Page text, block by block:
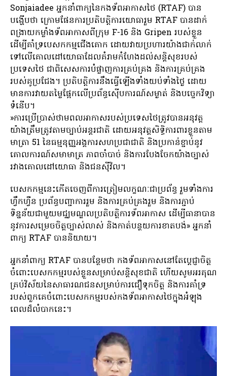
Sonjaiadee អ្នកនាំពាក្យនៃកងទ័ពអាកាសថៃ (RTAF) បាន
បង្ហើបថា ក្រោមផែនការប្រតិបត្តិការយោធារួម RTAF បានដាក់
ពង្រាយកម្លាំងទ័ពអាកាសពីក្រុម F-16 និង Gripen របស់ខ្លួន
ដើម្បីគាំទ្របេសកកម្មជើងគោក ដោយវាយប្រហារយ៉ាងជាក់លាក់
ទៅលើគោលដៅយោធាដែលគំរាមកំហែងដល់សន្តិសុខរបស់
ប្រទេសថៃ ជាពិសេសការបំផ្លាញការគ្រប់គ្រង និងការគ្រប់គ្រង
របស់គូប្រជែង។ ប្រតិបត្តិការនឹងធ្វើឡើងទាំងយប់ទាំងថ្ងៃ ដោយ
មានការវាយតម្លៃផ្អែកលើប្រព័ន្ធស៊ើបការណ៍សម្ងាត់ និងបច្ចេកវិទ្យា
ទំនើប។
»ការប្រើប្រាស់ថាមពលអាកាសរបស់ប្រទេសថៃត្រូវបានអនុវត្ត
យ៉ាងត្រឹមត្រូវតាមច្បាប់អន្តរជាតិ ដោយអនុវត្តសិទ្ធិការពារខ្លួនតាម
មាត្រា 51 នៃធម្មនុញ្ញអង្គការសហប្រជាជាតិ និងប្រកាន់ខ្ជាប់នូវ
គោលការណ៍សមាមាត្រ ភាពចាំបាច់ និងការបែងចែកយ៉ាងច្បាស់
រវាងគោលដៅយោធា និងជនស៊ីវិល។
បេសកកម្មនេះកើតចេញពីការត្រៀមលក្ខណៈជាប្រព័ន្ធ រួមទាំងការ
ហ្វឹកហ្វឺន ប្រព័ន្ធបញ្ជាការរួម និងការគ្រប់គ្រងរួម និងការភ្ជាប់
ទិន្នន័យជាមួយមជ្ឈមណ្ឌលប្រតិបត្តិការទ័ពអាកាស ដើម្បីធានាបាន
នូវការសម្រេចចិត្តច្បាស់លាស់ និងកាត់បន្ថយការខាតបង់» អ្នកនាំ
ពាក្យ RTAF បាននិយាយ។
អ្នកនាំពាក្យ RTAF បានបន្ថែមថា កងទ័ពអាកាសនៅតែប្តេជ្ញាចិត្ត
ចំពោះបេសកកម្មរបស់ខ្លួនសម្រាប់សន្តិសុខជាតិ ហើយសូមអរគុណ
គ្រប់វិស័យនៃសាធារណជនសម្រាប់ការជឿទុកចិត្ត និងការគាំទ្រ
របស់ពួកគេចំពោះបេសកកម្មរបស់កងទ័ពអាកាសថៃក្នុងអំឡុង
ពេលដ៏លំបាកនេះ។